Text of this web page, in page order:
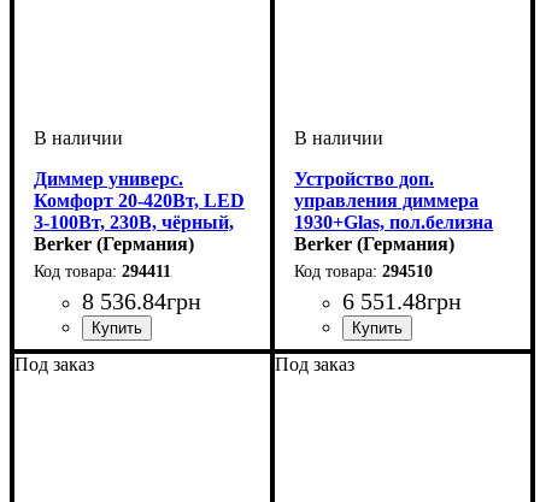
Диммер универс.
Комфорт 20-420Вт, LED
3-100Вт, 230В, чёрный,
1930+Glas
Berker (Германия)
294411
8 536.84грн
Серия: 1930/GLASSERIE
Цвет: Чёрный
Устройство доп.
управления диммера
1930+Glas, пол.белизна
Berker (Германия)
294510
6 551.48грн
Серия: 1930/GLASSERIE
Цвет: Полярная белизна
Под заказ Под заказ